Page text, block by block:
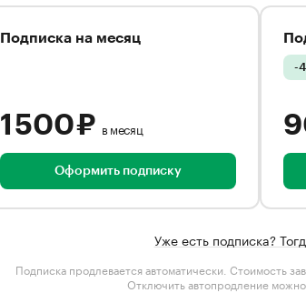
Подписка на месяц
1 500 ₽ в месяц
Оформить подписку
-
Уже есть подписка?
Подписка продлевается автоматически. Стоимость
Отключить автопродление